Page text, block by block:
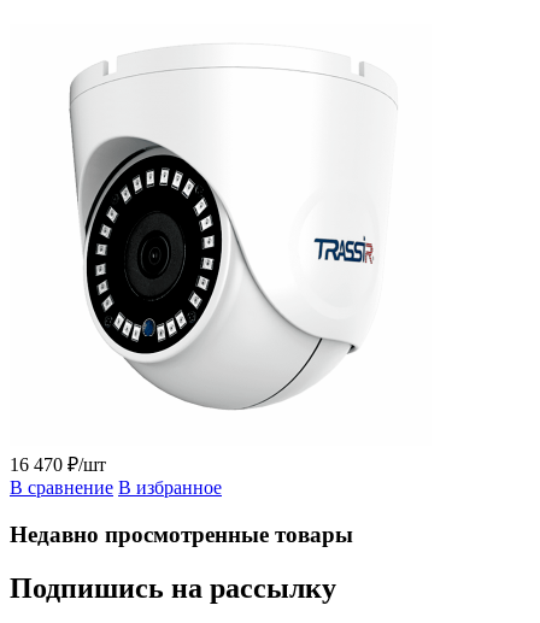
16 470 ₽/шт
В сравнение В избранное
Недавно просмотренные товары
Подпишись на рассылку